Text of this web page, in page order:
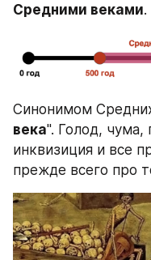
Средними веками.
Синонимом
века". Голод, чума,
инквизиция и все
прежде всего про